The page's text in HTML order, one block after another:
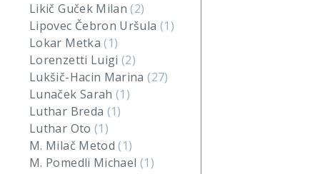
Likič Guček Milan(2)
Lipovec Čebron Uršula (1)
Lokar Metka(1)
Lorenzetti Luigi(2)
Lukšič-Hacin Marina(27)
Lunaček Sarah(1)
Luthar Breda (1)
Luthar Oto (1)
M. Milač Metod(1)
M. Pomedli Michael (1)